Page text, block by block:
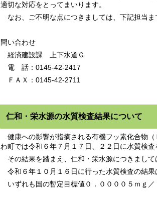
適切な対応をとってまいります。
なお、ご不明な点につきましては、下記担当ま
問い合わせ
経済建設課 上下水道Ｇ
電 話：0145-42-2417
ＦＡＸ：0145-42-2711
仁和・栄水源の水質検査結果について
健康への影響が指摘される有機フッ素化合物
わ町では令和６年７月１７日、２２日に水質検査
その結果を踏まえ、仁和・栄水源につきまして
令和６年１０月１６日に行った水質検査の結果
いずれも国の暫定目標値０．００００５ｍｇ／